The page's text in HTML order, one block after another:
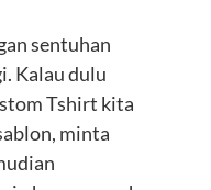
sentuhan
Kalau dulu
Tshirt kita
minta